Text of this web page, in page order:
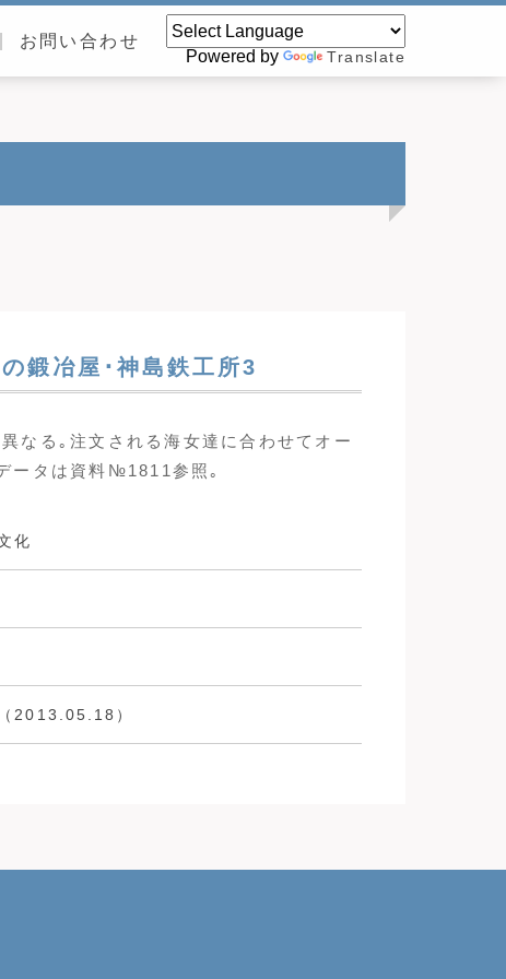
お問い合わせ
Powered by
Translate
鍛冶屋･神島鉄工所3
なる｡注文される海女達に合わせてオー
ータは資料№1811参照｡
化
2013.05.18）